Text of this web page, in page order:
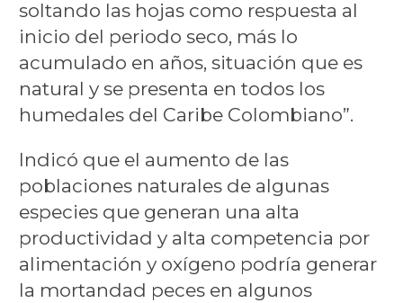
soltando las hojas como respuesta al
inicio del periodo seco, más lo
acumulado en años, situación que es
natural y se presenta en todos los
humedales del Caribe Colombiano”.
Indicó que el aumento de las
poblaciones naturales de algunas
especies que generan una alta
productividad y alta competencia por
alimentación y oxígeno podría generar
la mortandad peces en algunos